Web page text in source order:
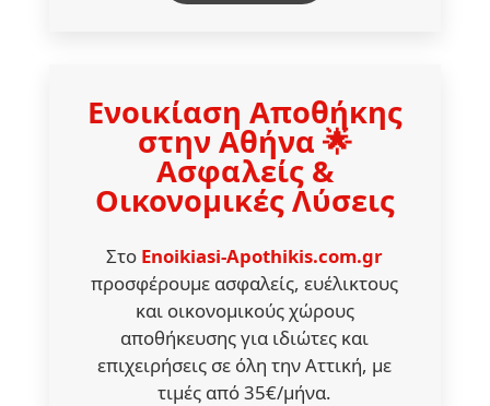
Ενοικίαση Αποθήκης
στην Αθήνα 🌟
Ασφαλείς &
Οικονομικές Λύσεις
Στο Enoikiasi-Apothikis.com.gr
προσφέρουμε ασφαλείς, ευέλικτους
και οικονομικούς χώρους
αποθήκευσης για ιδιώτες και
επιχειρήσεις σε όλη την Αττική, με
τιμές από 35€/μήνα.